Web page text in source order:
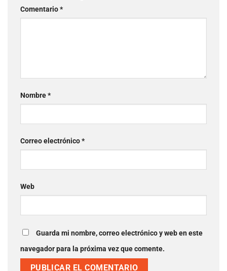
Comentario*
Nombre*
Correo electrónico*
Web
Guarda mi nombre, correo electrónico y web en este
navegador para la próxima vez que comente.